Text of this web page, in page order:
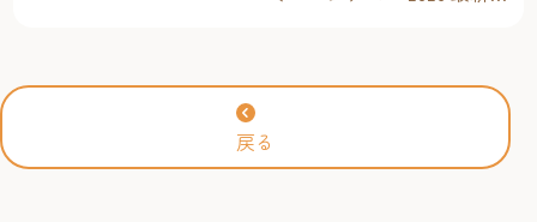
戻る